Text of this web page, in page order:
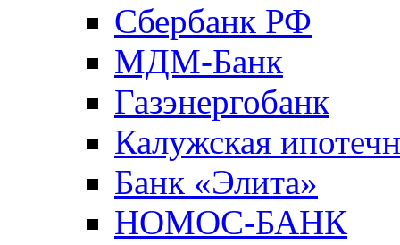
Сбербанк РФ
МДМ-Банк
Газэнергобанк
Калужская
Банк «Элита»
НОМОС-БАНК